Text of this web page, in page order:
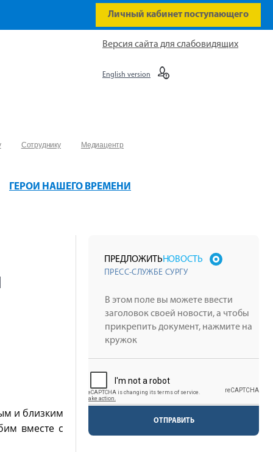
Личный кабинет поступающего
Сотруднику Медиацентр
ГЕРОИ НАШЕГО ВРЕМЕНИ
Версия сайта для слабовидящих
English version
и близким
вместе с
ПРЕДЛОЖИТЬНОВОСТЬ
ПРЕСС-СЛУЖБЕ СУРГУ
ОТПРАВИТЬ